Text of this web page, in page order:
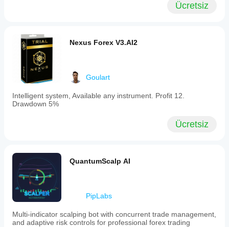
Ücretsiz
Nexus Forex V3.AI2
Goulart
Intelligent system, Available any instrument. Profit 12.
Drawdown 5%
Ücretsiz
QuantumScalp AI
PipLabs
Multi-indicator scalping bot with concurrent trade management,
and adaptive risk controls for professional forex trading